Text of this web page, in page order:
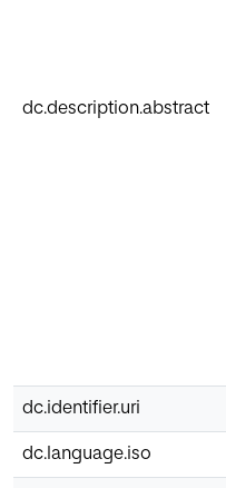
dc.description.abstract
dc.identifier.uri
dc.language.iso